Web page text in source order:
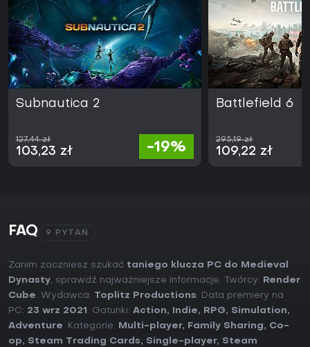
Subnautica 2
127,44 zł
103,23 zł -19%
Battlefield 6
295,19 zł
109,22 zł
FAQ 9 PYTAŃ
Zanim zaczniesz szukać taniego klucza PC do Medieval
Dynasty, sprawdź najważniejsze informacje. Twórcy:
Render
Cube. Wydawca: Toplitz Productions. Data premiery na
PC: 23 wrz 2021 . Gatunki: Action, Indie, RPG, Simulation,
Adventure. Kategorie: Multi-player, Family Sharing, Co-
op, Steam Trading Cards, Single-player, Steam